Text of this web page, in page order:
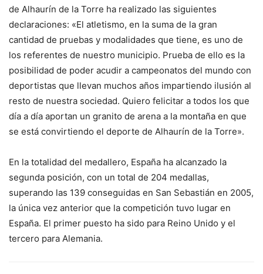
de Alhaurín de la Torre ha realizado las siguientes
declaraciones: «El atletismo, en la suma de la gran
cantidad de pruebas y modalidades que tiene, es uno de
los referentes de nuestro municipio. Prueba de ello es la
posibilidad de poder acudir a campeonatos del mundo con
deportistas que llevan muchos años impartiendo ilusión al
resto de nuestra sociedad. Quiero felicitar a todos los que
día a día aportan un granito de arena a la montaña en que
se está convirtiendo el deporte de Alhaurín de la Torre».
En la totalidad del medallero, España ha alcanzado la
segunda posición, con un total de 204 medallas,
superando las 139 conseguidas en San Sebastián en 2005,
la única vez anterior que la competición tuvo lugar en
España. El primer puesto ha sido para Reino Unido y el
tercero para Alemania.